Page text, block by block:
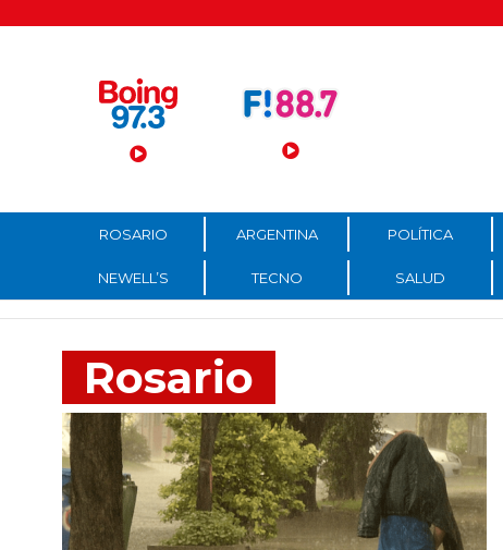
Menú Principal
ROSARIO ARGENTINA POLÍTICA
NEWELL’S TECNO SALUD
Rosario